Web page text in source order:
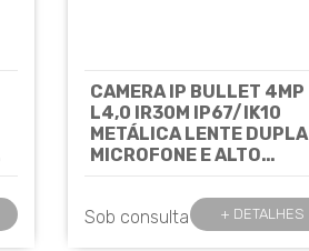
CAMERA IP BULLET 4MP
L4,0 IR30M IP67/IK10
METÁLICA LENTE DUPLA
MICROFONE E ALTO
Cód: 7817
Sob consulta + DETALHES